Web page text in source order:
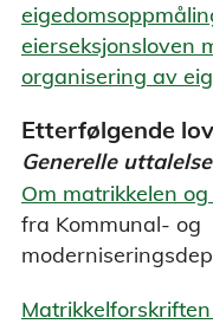
eierseksjonsloven
organisering av
Etterfølgende
Generelle
Om matrikkelen
fra Kommunal- og